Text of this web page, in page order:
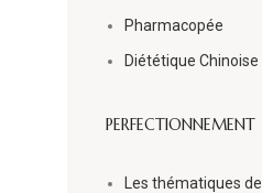
Pharmacopée
Diététique Chinoise
PERFECTIONNEMENT
Les thématiques de